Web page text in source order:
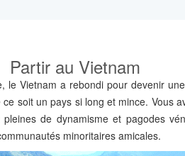
Partir au Vietnam
le Vietnam a rebondi pour devenir
soit un pays si long et mince. Vous
de dynamisme et pagodes
minoritaires amicales.